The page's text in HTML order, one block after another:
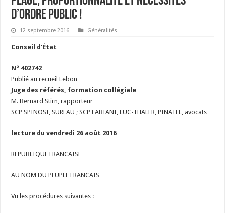
d’ordre public !
12 septembre 2016 Généralités
Conseil d’État
N° 402742
Publié au recueil Lebon
Juge des référés, formation collégiale
M. Bernard Stirn, rapporteur
SCP SPINOSI, SUREAU ; SCP FABIANI, LUC-THALER, PINATEL, avocats
lecture du vendredi 26 août 2016
REPUBLIQUE FRANCAISE
AU NOM DU PEUPLE FRANCAIS
Vu les procédures suivantes :